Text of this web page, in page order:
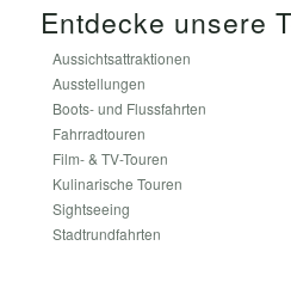
Entdecke unsere
Aussichtsattraktionen
Ausstellungen
Boots- und Flussfahrten
Fahrradtouren
Film- & TV-Touren
Kulinarische Touren
Sightseeing
Stadtrundfahrten